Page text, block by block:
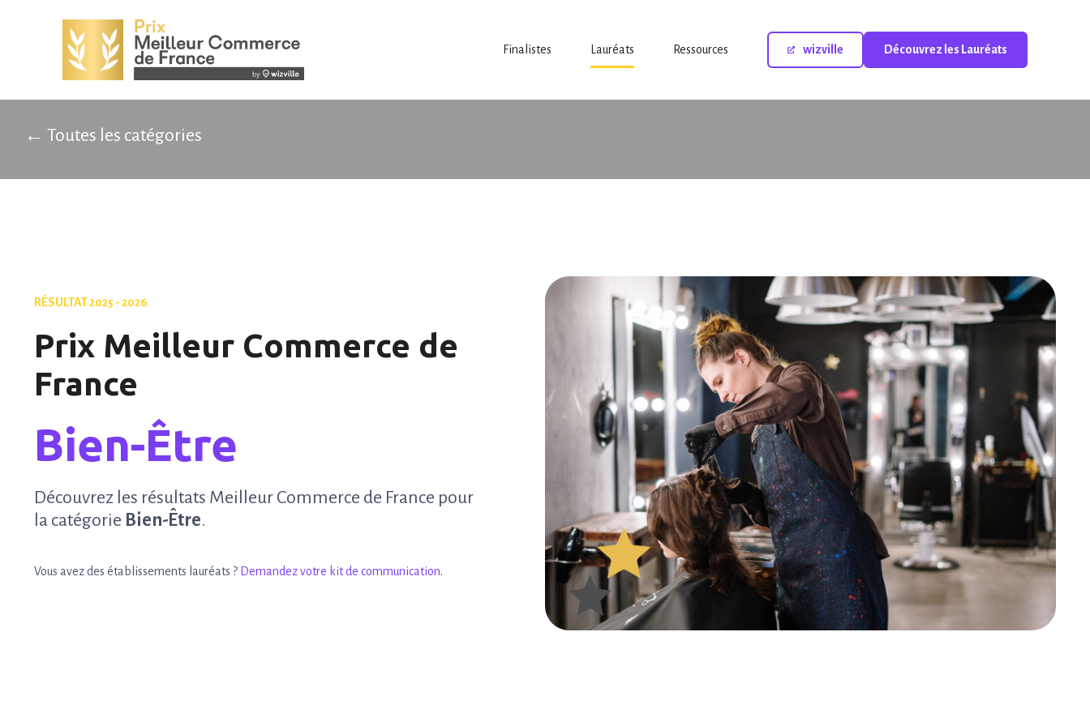
Finalistes Lauréats Ressources wizville Découvrez les Lauréats
← Toutes les catégories
RÉSULTAT 2025 - 2026
Prix Meilleur Commerce de
France
Bien-Être
Découvrez les résultats Meilleur Commerce de France pour
la catégorie Bien-Être.
Vous avez des établissements lauréats ? Demandez votre kit de communication.